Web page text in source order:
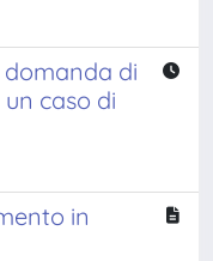
di
caso di
in